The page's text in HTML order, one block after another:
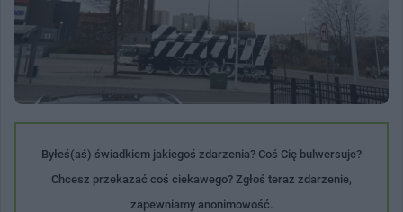
Byłeś(aś) świadkiem jakiegoś zdarzenia? Coś Cię bulwersuje?
Chcesz przekazać coś ciekawego? Zgłoś teraz zdarzenie,
zapewniamy anonimowość.